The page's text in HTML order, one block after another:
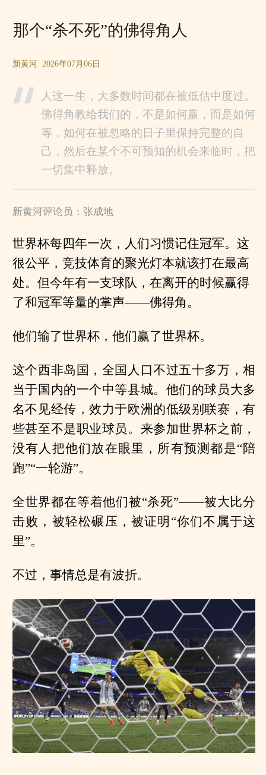
那个“杀不死”的佛得角人
新黄河 2026年07月06日
人这一生，大多数时间都在被低估中度过。
佛得角教给我们的，不是如何赢，而是如何
等，如何在被忽略的日子里保持完整的自
己，然后在某个不可预知的机会来临时，把
一切集中释放。
新黄河评论员：张成地
世界杯每四年一次，人们习惯记住冠军。这
很公平，竞技体育的聚光灯本就该打在最高
处。但今年有一支球队，在离开的时候赢得
了和冠军等量的掌声——佛得角。
他们输了世界杯，他们赢了世界杯。
这个西非岛国，全国人口不过五十多万，相
当于国内的一个中等县城。他们的球员大多
名不见经传，效力于欧洲的低级别联赛，有
些甚至不是职业球员。来参加世界杯之前，
没有人把他们放在眼里，所有预测都是“陪
跑”“一轮游”。
全世界都在等着他们被“杀死”——被大比分
击败，被轻松碾压，被证明“你们不属于这
里”。
不过，事情总是有波折。